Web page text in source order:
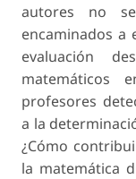
autores no
encaminados a
evaluación
matemáticos
profesores
a la
¿Cómo
la matemática